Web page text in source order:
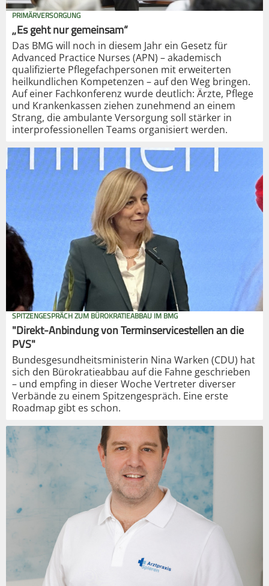
PRIMÄRVERSORGUNG
„Es geht nur gemeinsam“
Das BMG will noch in diesem Jahr ein Gesetz für
Advanced Practice Nurses (APN) – akademisch
qualifizierte Pflegefachpersonen mit erweiterten
heilkundlichen Kompetenzen – auf den Weg bringen.
Auf einer Fachkonferenz wurde deutlich: Ärzte, Pflege
und Krankenkassen ziehen zunehmend an einem
Strang, die ambulante Versorgung soll stärker in
interprofessionellen Teams organisiert werden.
SPITZENGESPRÄCH ZUM BÜROKRATIEABBAU IM BMG
"Direkt-Anbindung von Terminservicestellen an die
PVS"
Bundesgesundheitsministerin Nina Warken (CDU) hat
sich den Bürokratieabbau auf die Fahne geschrieben
– und empfing in dieser Woche Vertreter diverser
Verbände zu einem Spitzengespräch. Eine erste
Roadmap gibt es schon.